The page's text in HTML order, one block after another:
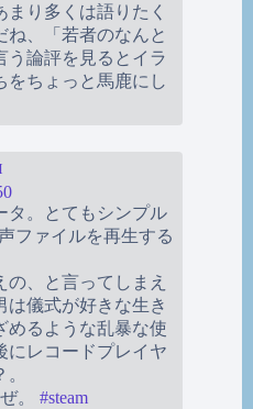
り多くは語りたく
ね、「若者のなんと
論評を見るとイラ
をちょっと馬鹿にし
タ。とてもシンプル
ファイルを再生する
の、と言ってしまえ
は儀式が好きな生き
るような乱暴な使
にレコードプレイヤ
。 #steam